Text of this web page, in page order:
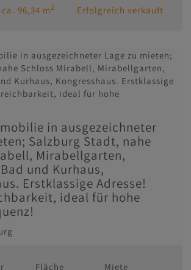
ca. 96,34 m2 Erfolgreich verkauft
in ausgezeichneter
Salzburg Stadt, nahe
Mirabellgarten,
und Kurhaus,
Erstklassige Adresse!
ideal für hohe
Fläche
Miete